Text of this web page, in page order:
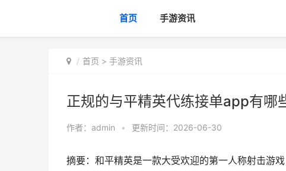
首页 手游资讯
首页 > 手游资讯
正规的与平精英代练接单app有哪
作者： admin • 更新时间：2026-06-30
摘要：和平精英是一款大受欢迎的第一人称射击游